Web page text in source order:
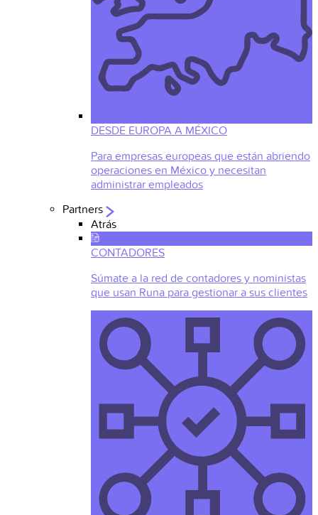
DESDE EUROPA A MÉXICO
Para empresas europeas que están abriendo
operaciones en México y necesitan
administrar empleados
Partners
Atrás
CONTADORES
Súmate a la red de contadores y noministas
que usan Runa para gestionar a sus clientes